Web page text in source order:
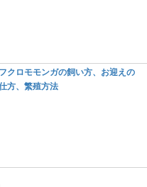
フクロモモンガの飼い方、お迎えの
方、繁殖方法